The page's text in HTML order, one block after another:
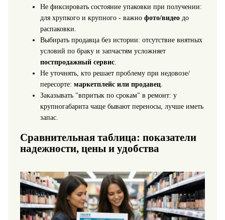
Не фиксировать состояние упаковки при получении:
для хрупкого и крупного - важно фото/видеодо
распаковки.
Выбирать продавца без истории: отсутствие внятных
условий по браку и запчастям усложняет
постпродажный сервис.
Не уточнять, кто решает проблему при недовозе/
пересорте: маркетплейс или продавец.
Заказывать "впритык по срокам" в ремонт: у
крупногабарита чаще бывают переносы, лучше иметь
запас.
Сравнительная таблица: показатели
надежности, цены и удобства